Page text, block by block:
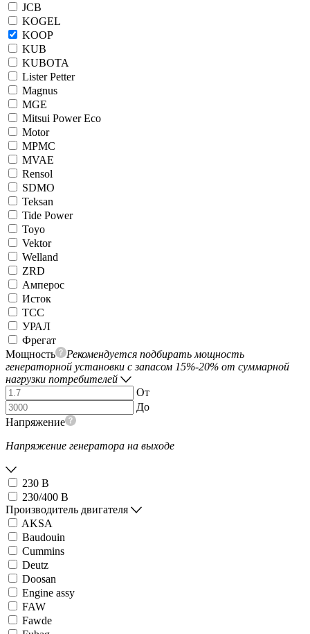
JCB
KOGEL
KOOP
KUB
KUBOTA
Lister Petter
Magnus
MGE
Mitsui Power Eco
Motor
MPMC
MVAE
Rensol
SDMO
Teksan
Tide Power
Toyo
Vektor
Welland
ZRD
Амперос
Исток
ТСС
УРАЛ
Фрегат
Мощность
Рекомендуется подбирать мощность
генераторной установки с запасом 15%-20% от суммарной
нагрузки потребителей
От
До
Напряжение
Напряжение генератора на выходе
230 В
230/400 В
Производитель двигателя
AKSA
Baudouin
Cummins
Deutz
Doosan
Engine assy
FAW
Fawde